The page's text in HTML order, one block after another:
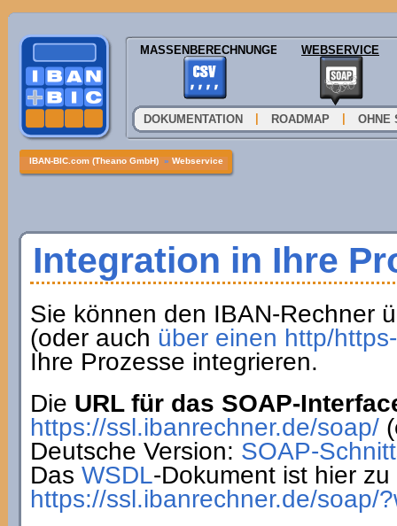
MASSENBERECHNUNGEN WEBSERVICE
DOKUMENTATION ROADMAP OHNE
IBAN-BIC.com (Theano GmbH) » Webservice
Integration in Ihre
Sie können den IBAN-Rechner
(oder auch über einen http/
Ihre Prozesse integrieren.
Die URL für das SOAP-
https://ssl.ibanrechner.de/soap/
Deutsche Version: SOAP-
Das WSDL-Dokument ist hier
https://ssl.ibanrechner.de/soap/